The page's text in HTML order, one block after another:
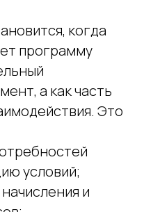
когда
программу
а как часть
Это
условий;
и